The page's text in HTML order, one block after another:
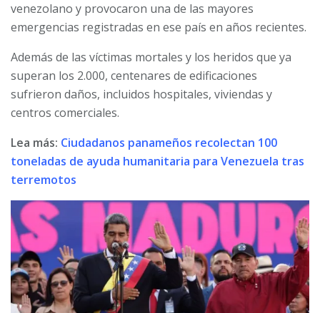
venezolano y provocaron una de las mayores
emergencias registradas en ese país en años recientes.
Además de las víctimas mortales y los heridos que ya
superan los 2.000, centenares de edificaciones
sufrieron daños, incluidos hospitales, viviendas y
centros comerciales.
Lea más: Ciudadanos panameños recolectan 100
toneladas de ayuda humanitaria para Venezuela tras
terremotos